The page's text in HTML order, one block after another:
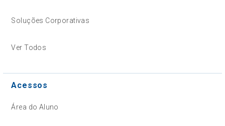
Soluções Corporativas
Ver Todos
Acessos
Área do Aluno